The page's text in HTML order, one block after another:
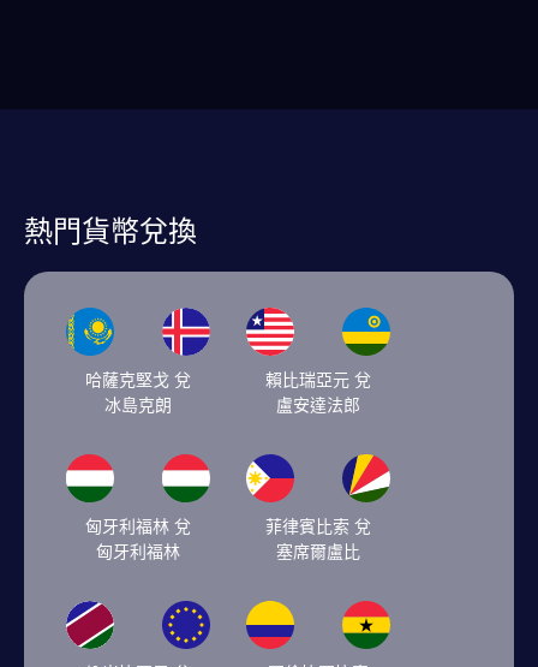
熱門貨幣兌換
哈薩克堅戈 兌
冰島克朗
賴比瑞亞元 兌
盧安達法郎
匈牙利福林 兌
匈牙利福林
菲律賓比索 兌
塞席爾盧比